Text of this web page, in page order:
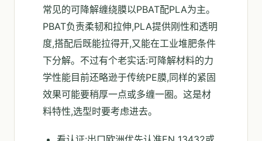
常见的可降解缠绕膜以PBAT配PLA为主。
PBAT负责柔韧和拉伸,PLA提供刚性和透明
度,搭配后既能拉得开,又能在工业堆肥条件
下分解。不过有个老实话:可降解材料的力
学性能目前还略逊于传统PE膜,同样的紧固
效果可能要稍厚一点或多缠一圈。这是材
料特性,选型时要考虑进去。